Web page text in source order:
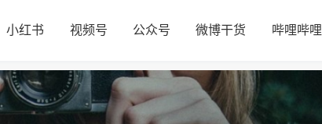
小红书 视频号 公众号 微博干货 哔哩哔哩